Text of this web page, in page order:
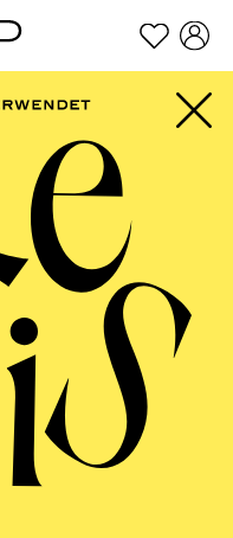
Footer springen
2026